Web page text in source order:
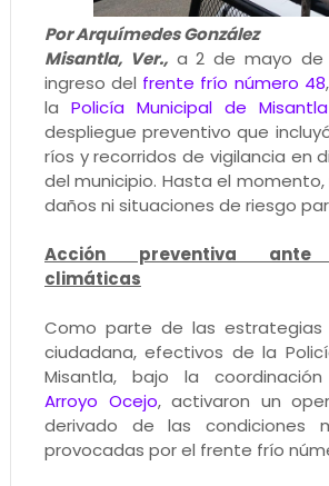
Por Arquímedes González
Misantla, Ver.,a 2 de mayo de
ingreso del frente frío número 48
la Policía Municipal de Misantla
despliegue preventivo que
ríos y recorridos de vigilancia en
del municipio. Hasta el
daños ni situaciones de riesgo
Acción preventiva ante
climáticas
Como parte de las estrategias
ciudadana, efectivos de la
Misantla, bajo la
Arroyo Ocejo, activaron un
derivado de las condiciones
provocadas por el frente frío